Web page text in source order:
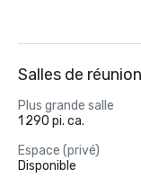
Salles de réunion
Plus grande salle
1 290 pi. ca.
Espace (privé)
Disponible